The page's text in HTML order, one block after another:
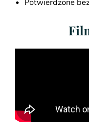
Potwierdzone